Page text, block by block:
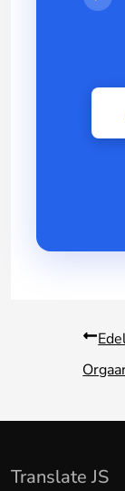
Translate JS